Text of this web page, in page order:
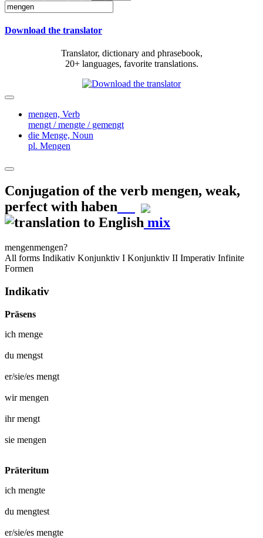
Download the translator
Translator, dictionary and phrasebook,
20+ languages, favorite translations.
mengen, Verb
mengt / mengte / gemengt
die Menge, Noun
pl. Mengen
Conjugation of the verb mengen, weak,
perfect with haben
mix
mengenmengen?
All forms Indikativ Konjunktiv I Konjunktiv II Imperativ Infinite
Formen
Indikativ
Präsens
ich menge
du mengst
er/sie/es mengt
wirmengen
ihrmengt
sie mengen
Präteritum
ich mengte
du mengtest
er/sie/es mengte